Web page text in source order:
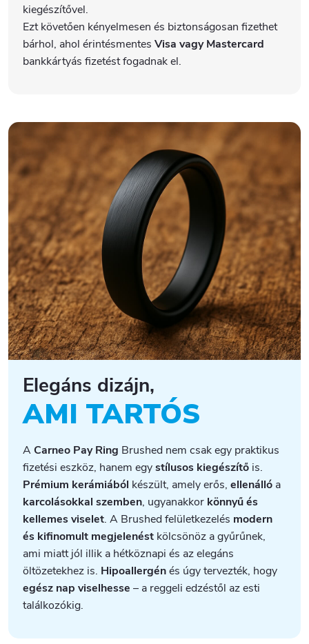
kiegészítővel.
Ezt követően kényelmesen és biztonságosan fizethet
bárhol, ahol érintésmentesVisa vagy Mastercard
bankkártyás fizetést fogadnak el.
Elegáns dizájn,
AMI TARTÓS
ACarneo Pay Ring Brushed nem csak egy praktikus
fizetési eszköz, hanem egystílusos kiegészítő is.
Prémium kerámiából készült, amely erős,ellenálló a
karcolásokkal szemben, ugyanakkor könnyű és
kellemes viselet. A Brushed felületkezelés modern
és kifinomult megjelenést kölcsönöz a gyűrűnek,
ami miatt jól illik a hétköznapi és az elegáns
öltözetekhez is. Hipoallergénés úgy tervezték, hogy
egész nap viselhesse – a reggeli edzéstől az esti
találkozókig.